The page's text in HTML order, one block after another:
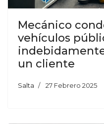
Mecánico
vehículos
un cliente
Salta 27 Febrero 2025